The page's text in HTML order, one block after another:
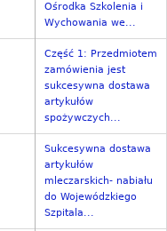
Ośrodka Szkolenia i
Wychowania we...
Część 1: Przedmiotem
zamówienia jest
sukcesywna dostawa
artykułów
spożywczych...
Sukcesywna dostawa
artykułów
mleczarskich- nabiału
do Wojewódzkiego
Szpitala...